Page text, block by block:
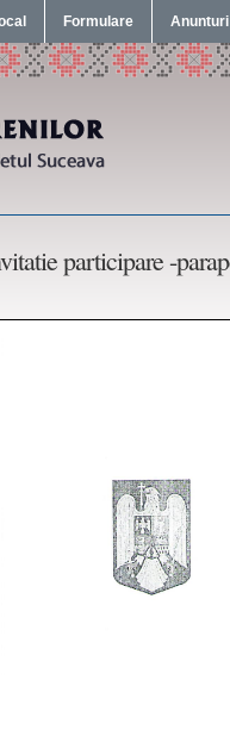
Formulare Anunturi
participare -